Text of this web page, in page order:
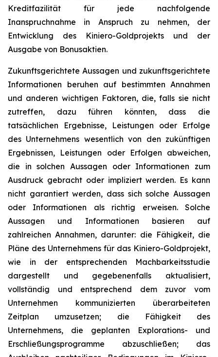
Kreditfazilität für jede nachfolgende
Inanspruchnahme in Anspruch zu nehmen, der
Entwicklung des Kiniero-Goldprojekts und der
Ausgabe von Bonusaktien.
Zukunftsgerichtete Aussagen und zukunftsgerichtete
Informationen beruhen auf bestimmten Annahmen
und anderen wichtigen Faktoren, die, falls sie nicht
zutreffen, dazu führen könnten, dass die
tatsächlichen Ergebnisse, Leistungen oder Erfolge
des Unternehmens wesentlich von den zukünftigen
Ergebnissen, Leistungen oder Erfolgen abweichen,
die in solchen Aussagen oder Informationen zum
Ausdruck gebracht oder impliziert werden. Es kann
nicht garantiert werden, dass sich solche Aussagen
oder Informationen als richtig erweisen. Solche
Aussagen und Informationen basieren auf
zahlreichen Annahmen, darunter: die Fähigkeit, die
Pläne des Unternehmens für das Kiniero-Goldprojekt,
wie in der entsprechenden Machbarkeitsstudie
dargestellt und gegebenenfalls aktualisiert,
vollständig und entsprechend dem zuvor vom
Unternehmen kommunizierten überarbeiteten
Zeitplan umzusetzen; die Fähigkeit des
Unternehmens, die geplanten Explorations- und
Erschließungsprogramme abzuschließen; das